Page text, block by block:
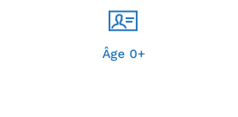
Âge 0+